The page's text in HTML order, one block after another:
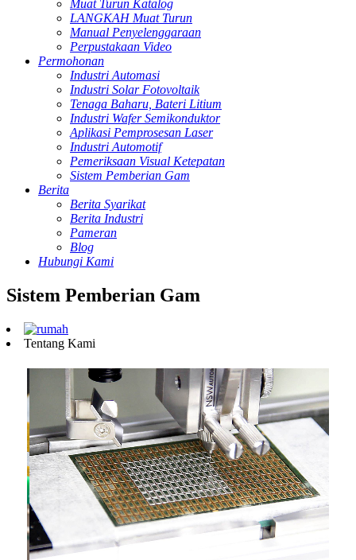
Muat Turun Katalog
LANGKAH Muat Turun
Manual Penyelenggaraan
Perpustakaan Video
Permohonan
Industri Automasi
Industri Solar Fotovoltaik
Tenaga Baharu, Bateri Litium
Industri Wafer Semikonduktor
Aplikasi Pemprosesan Laser
Industri Automotif
Pemeriksaan Visual Ketepatan
Sistem Pemberian Gam
Berita
Berita Syarikat
Berita Industri
Pameran
Blog
Hubungi Kami
Sistem Pemberian Gam
Tentang Kami